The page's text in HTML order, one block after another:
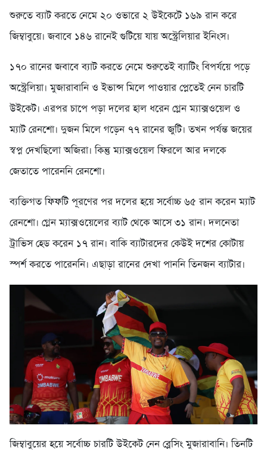
শুরুতে ব্যাট করতে নেমে ২০ ওভারে ২ উইকেটে ১৬৯ রান করে
জিম্বাবুয়ে। জবাবে ১৪৬ রানেই গুটিয়ে যায় অস্ট্রেলিয়ার ইনিংস।
১৭০ রানের জবাবে ব্যাট করতে নেমে শুরুতেই ব্যাটিং বিপর্যয়ে পড়ে
অস্ট্রেলিয়া। মুজারাবানি ও ইভান্স মিলে পাওয়ার প্লেতেই নেন চারটি
উইকেট। এরপর চাপে পড়া দলের হাল ধরেন গ্লেন ম্যাক্সওয়েল ও
ম্যাট রেনশো। দুজন মিলে গড়েন ৭৭ রানের জুটি। তখন পর্যন্ত জয়ের
স্বপ্ন দেখছিলো অজিরা। কিন্তু ম্যাক্সওয়েল ফিরলে আর দলকে
জেতাতে পারেননি রেনশো।
ব্যক্তিগত ফিফটি পূরণের পর দলের হয়ে সর্বোচ্চ ৬৫ রান করেন ম্যাট
রেনশো। গ্লেন ম্যাক্সওয়েলের ব্যাট থেকে আসে ৩১ রান। দলনেতা
ট্রাভিস হেড করেন ১৭ রান। বাকি ব্যাটারদের কেউই দশের কোটায়
স্পর্শ করতে পারেননি। এছাড়া রানের দেখা পাননি তিনজন ব্যাটার।
জিম্বাবুয়ের হয়ে সর্বোচ্চ চারটি উইকেট নেন ব্লেসিং মুজারাবানি। তিনটি